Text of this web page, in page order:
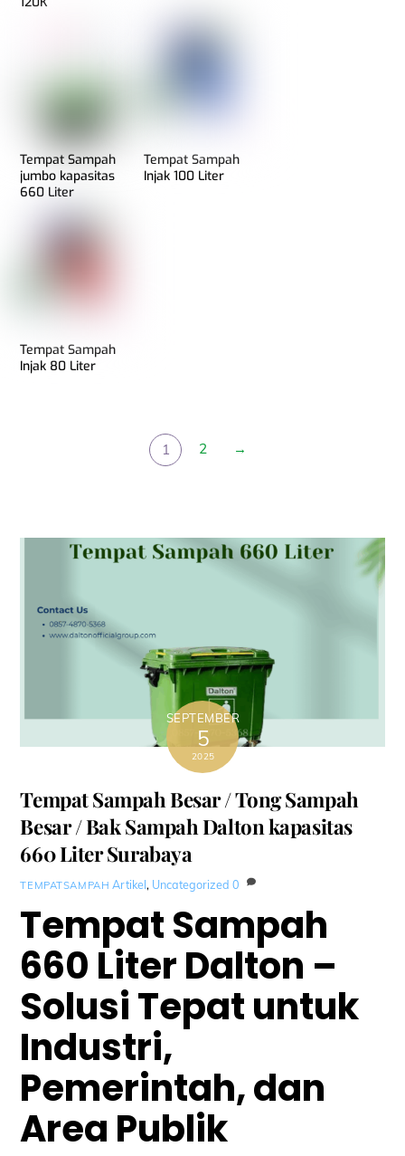
Tempat Sampah
jumbo kapasitas
660 Liter
Tempat Sampah
Injak 100 Liter
Tempat Sampah
Injak 80 Liter
1 2 →
SEPTEMBER
5
2025
Tempat Sampah Besar / Tong Sampah
Besar / Bak Sampah Dalton kapasitas
660 Liter Surabaya
TEMPATSAMPAH Artikel, Uncategorized 0
Tempat Sampah
660 Liter Dalton –
Solusi Tepat untuk
Industri,
Pemerintah, dan
Area Publik